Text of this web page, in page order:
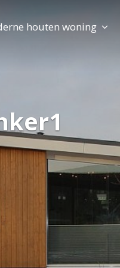
houten woning